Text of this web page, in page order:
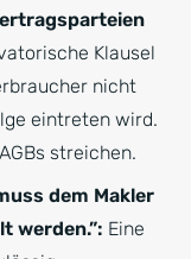
Klausel
nicht
eintreten wird.
streichen.
dem Makler
werden.”: Eine